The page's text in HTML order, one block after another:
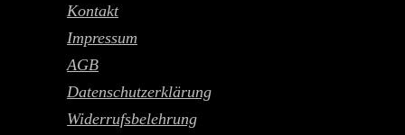
Kontakt
Impressum
AGB
Datenschutzerklärung
Widerrufsbelehrung